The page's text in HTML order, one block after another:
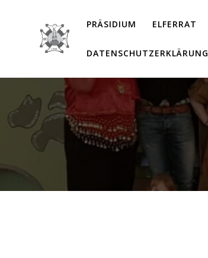
PRÄSIDIUM ELFERRAT
DATENSCHUTZERKLÄRUNG